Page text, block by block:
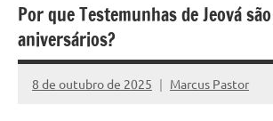
Por que Testemunhas de Jeová
aniversários?
8 de outubro de 2025 Marcus Pastor
Nenhum